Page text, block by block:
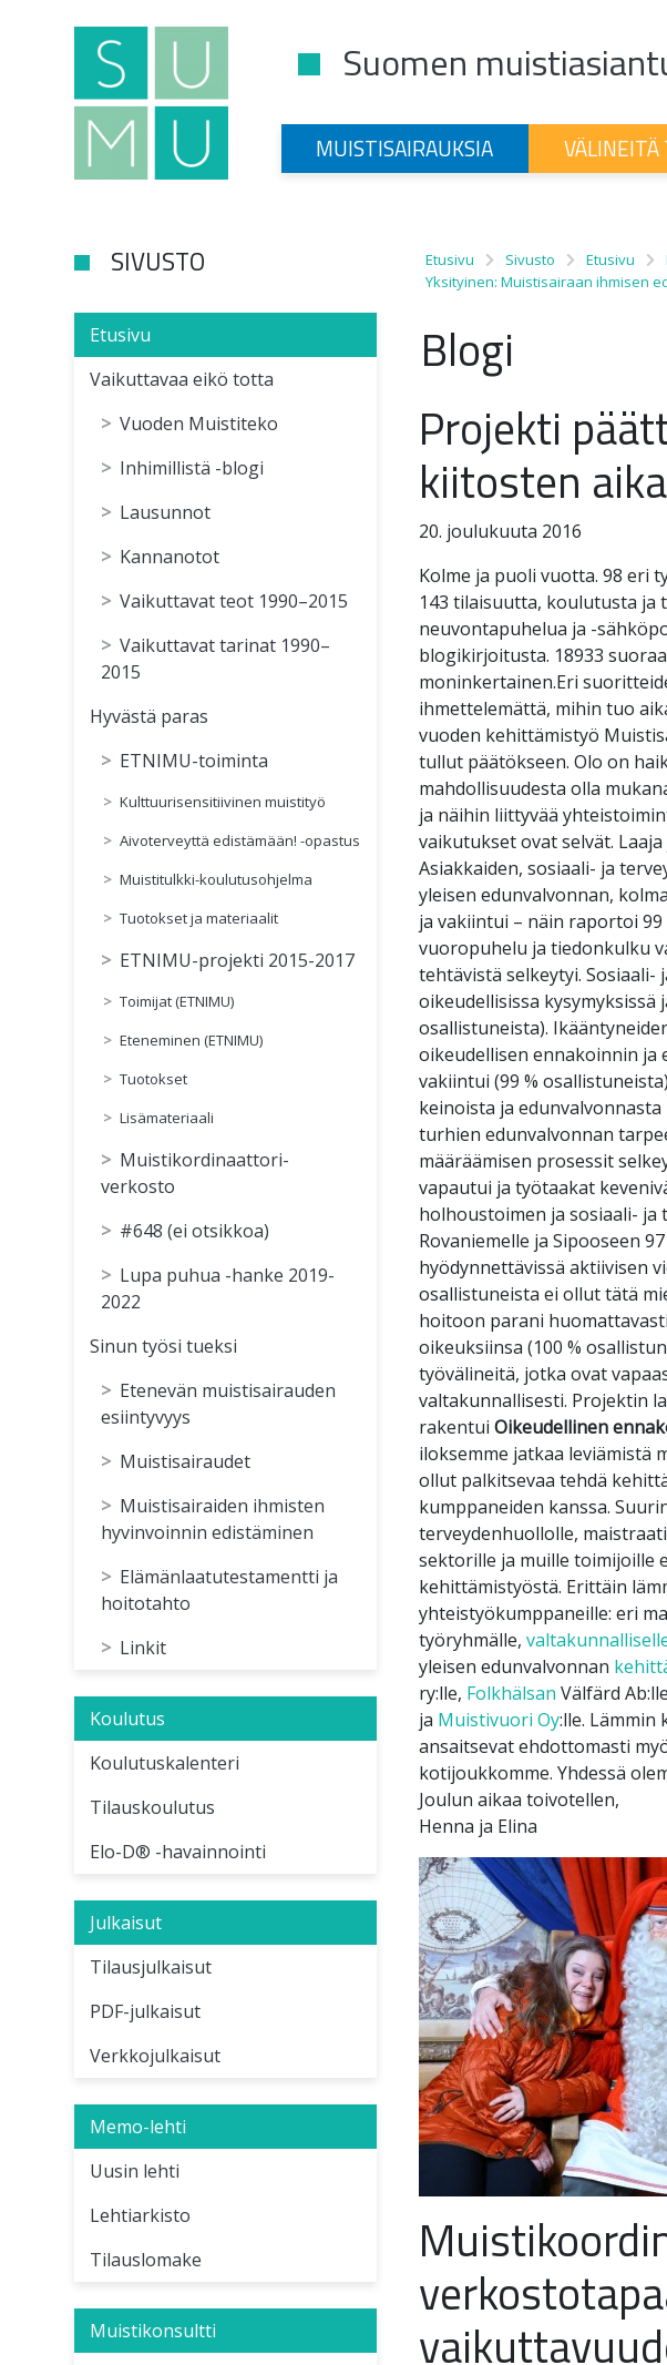
Main Navigation
Suomen
MUISTISAIRAUKSIA VÄLINEITÄ
SIVUSTO
Etusivu
Vaikuttavaa eikö totta
Vuoden Muistiteko
Inhimillistä -blogi
Lausunnot
Kannanotot
Vaikuttavat teot 1990–2015
Vaikuttavat tarinat 1990–
2015
Hyvästä paras
ETNIMU-toiminta
Kulttuurisensitiivinen muistityö
Aivoterveyttä edistämään! -opastus
Muistitulkki-koulutusohjelma
Tuotokset ja materiaalit
ETNIMU-projekti 2015-2017
Toimijat (ETNIMU)
Eteneminen (ETNIMU)
Tuotokset
Lisämateriaali
Muistikordinaattori-
verkosto
#648 (ei otsikkoa)
Lupa puhua -hanke 2019-
2022
Sinun työsi tueksi
Etenevän muistisairauden
esiintyvyys
Muistisairaudet
Muistisairaiden ihmisten
hyvinvoinnin edistäminen
Elämänlaatutestamentti ja
hoitotahto
Linkit
Koulutus
Koulutuskalenteri
Tilauskoulutus
Elo-D® -havainnointi
Julkaisut
Tilausjulkaisut
PDF-julkaisut
Verkkojulkaisut
Memo-lehti
Uusin lehti
Lehtiarkisto
Tilauslomake
Muistikonsultti
Etusivu Sivusto Etusivu
Yksityinen: Muistisairaan ihmisen
Blogi
Projekti
kiitosten aika
20. joulukuuta 2016
Kolme ja puoli vuotta. 98 eri
143 tilaisuutta, koulutusta ja
neuvontapuhelua ja -
blogikirjoitusta. 18933
moninkertainen.Eri
ihmettelemättä, mihin tuo
vuoden kehittämistyö
tullut päätökseen. Olo on
mahdollisuudesta olla
ja näihin liittyvää
vaikutukset ovat selvät.
Asiakkaiden, sosiaali- ja
yleisen edunvalvonnan,
ja vakiintui – näin raportoi
vuoropuhelu ja tiedonkulku
tehtävistä selkeytyi.
oikeudellisissa kysymyksissä
osallistuneista).
oikeudellisen ennakoinnin ja
vakiintui (99 %
keinoista ja
turhien edunvalvonnan
määräämisen prosessit
vapautui ja työtaakat
holhoustoimen ja sosiaali-
Rovaniemelle ja Sipooseen
hyödynnettävissä aktiivisen
osallistuneista ei ollut tätä
hoitoon parani
oikeuksiinsa (100 %
työvälineitä, jotka ovat
valtakunnallisesti. Projektin
rakentui Oikeudellinen
iloksemme jatkaa leviämistä
ollut palkitsevaa tehdä
kumppaneiden kanssa.
terveydenhuollolle,
sektorille ja muille toimijoille
kehittämistyöstä. Erittäin
yhteistyökumppaneille: eri
työryhmälle,
yleisen edunvalvonnan
ry:lle, Folkhälsan Välfärd
ja Muistivuori Oy:lle. Lämmin
ansaitsevat ehdottomasti
kotijoukkomme. Yhdessä
Joulun aikaa toivotellen,
Henna ja Elina